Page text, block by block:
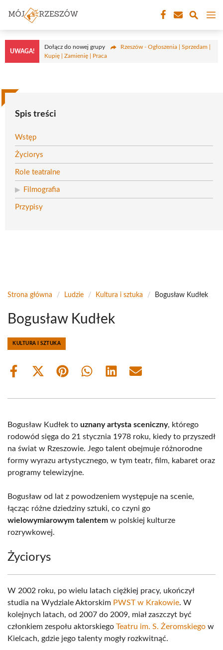
treści
UWAGA!
Dołącz do nowej grupy
Rzeszów - Ogłoszenia | Sprzedam |
Kupię | Zamienię | Praca
Spis treści
Wstęp
Życiorys
Role teatralne
Filmografia
Przypisy
Strona główna / Ludzie / Kultura i sztuka / Bogusław Kudłek
Bogusław Kudłek
KULTURA I SZTUKA
Share
Share
(Twitter)
Share Share Share Share
Bogusław Kudłek to uznany artysta sceniczny, którego
rodowód sięga do 21 stycznia 1978 roku, kiedy to przyszedł
na świat w Rzeszowie. Jego talent obejmuje różnorodne
formy wyrazu artystycznego, w tym teatr, film, kabaret oraz
programy telewizyjne.
Bogusław od lat z powodzeniem występuje na scenie,
łącząc różne dziedziny sztuki, co czyni go
wielowymiarowym talentem w polskiej kulturze
rozrywkowej.
Życiorys
W 2002 roku, po wielu latach ciężkiej pracy, ukończył
studia na Wydziale Aktorskim PWST w Krakowie. W
kolejnych latach, od 2007 do 2009, miał zaszczyt być
członkiem zespołu aktorskiego Teatru im. S. Żeromskiego w
Kielcach, gdzie jego talenty mogły rozkwitnąć.